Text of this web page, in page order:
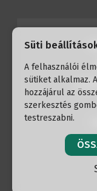
H-
Süti
A felhasználói
sütiket alkalmaz.
hozzájárul az
szerkesztés
testreszabni.